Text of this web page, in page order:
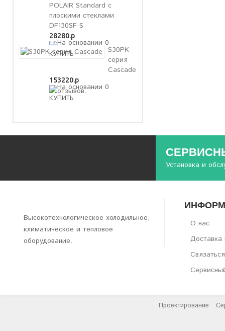
POLAIR Standard с
плоскими стеклами
DF130SF-S
28280.р
S30PK
серия
Cascade
153220.р
Установка и
Высокотехнологическое холодильное,
климатическое и тепловое
оборудование.
О нас
Доставка
Проектирование